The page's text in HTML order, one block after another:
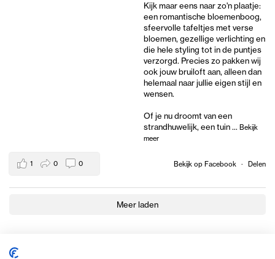
Kijk maar eens naar zo'n plaatje:
een romantische bloemenboog,
sfeervolle tafeltjes met verse
bloemen, gezellige verlichting en
die hele styling tot in de puntjes
verzorgd. Precies zo pakken wij
ook jouw bruiloft aan, alleen dan
helemaal naar jullie eigen stijl en
wensen.
Of je nu droomt van een
strandhuwelijk, een tuin... Bekijk
meer
Bekijk op Facebook · Delen
1 0 0
Meer laden